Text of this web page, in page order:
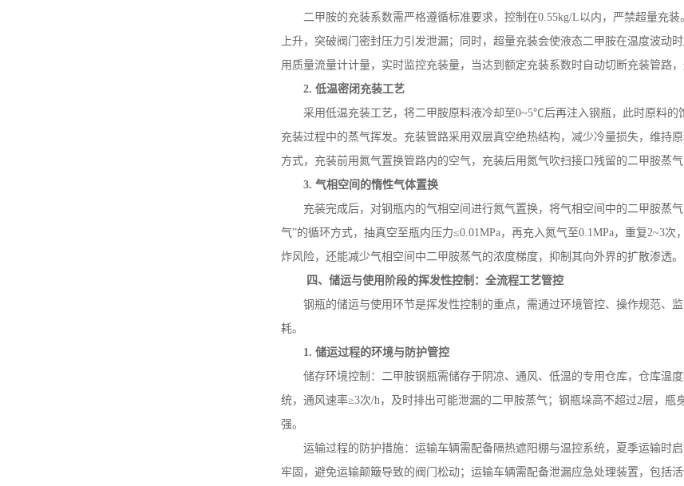
二甲胺的充装系数需严格遵循标准要求，控制在0.55kg/L 以内，严禁超量充
上升，突破阀门密封压力引发泄漏；同时，超量充装会使液态二甲胺在温度波
用质量流量计计量，实时监控充装量，当达到额定充装系数时自动切断充装管路
2.低温密闭充装工艺
采用低温充装工艺，将二甲胺原料液冷却至0~5℃后再注入钢瓶，此时原料的
充装过程中的蒸气挥发。充装管路采用双层真空绝热结构，减少冷量损失，维持
方式，充装前用氮气置换管路内的空气，充装后用氮气吹扫接口残留的二甲胺蒸
3.气相空间的惰性气体置换
充装完成后，对钢瓶内的气相空间进行氮气置换，将气相空间中的二甲胺蒸
气”的循环方式，抽真空至瓶内压力≤0.01MPa，再充入氮气至0.1MPa，重复 2~3次
炸风险，还能减少气相空间中二甲胺蒸气的浓度梯度，抑制其向外界的扩散渗透。
四、储运与使用阶段的挥发性控制：全流程工艺管控
钢瓶的储运与使用环节是挥发性控制的重点，需通过环境管控、操作规范、
耗。
1.储运过程的环境与防护管控
储存环境控制：二甲胺钢瓶需储存于阴凉、通风、低温的专用仓库，仓库温
统，通风速率≥3次/h ，及时排出可能泄漏的二甲胺蒸气；钢瓶垛高不超过2层，瓶
强。
运输过程的防护措施：运输车辆需配备隔热遮阳棚与温控系统，夏季运输时
牢固，避免运输颠簸导致的阀门松动；运输车辆需配备泄漏应急处理装置，包括